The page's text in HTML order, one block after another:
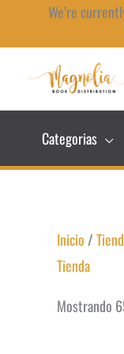
We’re
Categorias
Inicio /
Tienda
Mostrando